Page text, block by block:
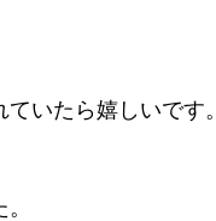
いたら嬉しいです。